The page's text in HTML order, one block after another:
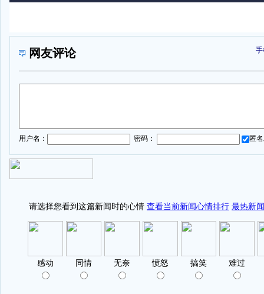
网友评论
用户名： 密码： 匿